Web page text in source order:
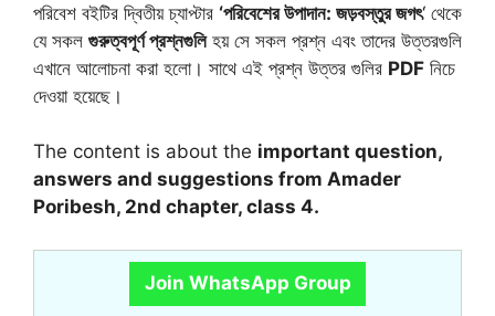
পরিবেশ বইটির দ্বিতীয় চ্যাপ্টার ‘পরিবেশের উপাদান: জড়বস্তুর জগৎ‘ থেকে
যে সকল গুরুত্বপূর্ণ প্রশ্নগুলিহয় সে সকল প্রশ্ন এবং তাদের উত্তরগুলি
এখানে আলোচনা করা হলো। সাথে এই প্রশ্ন উত্তর গুলির PDF নিচে
দেওয়া হয়েছে।
The content is about the important question,
answers and suggestions from Amader
Poribesh, 2nd chapter, class 4.
Join WhatsApp Group